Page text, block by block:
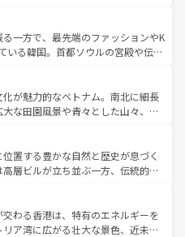
新着のハワイ情報
照してほしい。
充実しており、サーフィンやダイ
、アウトドア好きにはたまらな
彩な魅力を存分に味わいつくそ
である台湾東部など、都市の喧騒
ており、訪れる人に新しい発見と
。また、奥深い台湾の食文化も魅
ーツなど、バラエティ豊かな料理
なお、新着の台湾情報は コンテンツ一覧を参
一方で、最先端のファッションやK
いる韓国。首都ソウルの宮殿や伝統
四季折々の自然美を楽しむことが
や焼肉、絶品のストリートフード
理が待っている。夜には、韓国な
韓国の多彩な魅力を心ゆくまで味
てみてほしい。 なお、新着の韓国情報はコンテンツ一
が魅力的なベトナム。南北に細長
な田園風景や青々とした山々、世
息づく。ハノイの古い町並みやホ
治時代の建物も、独特の雰囲気を
バラエティの豊かさとおいしさで
ー、ベトナムコーヒーなどは、ぜ
の地域を訪れてもあたたかい人々
ので、きっと忘れられない旅にな
置する豊かな自然と歴史が息づく
層ビルが立ち並ぶ一方、伝統的な
北部ではチェンマイなどの山岳地
部ではプーケットやクラビの美し
を楽しむことができる。タイ料理
わる香港は、特有のエネルギーを
ア湾に広がる壮大な景色、近未来